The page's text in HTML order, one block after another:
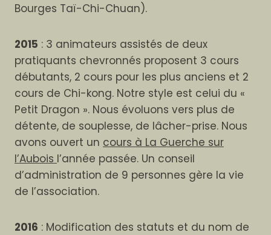
Bourges Taï-Chi-Chuan).
2015 : 3 animateurs assistés de deux
pratiquants chevronnés proposent 3 cours
débutants, 2 cours pour les plus anciens et 2
cours de Chi-kong. Notre style est celui du «
Petit Dragon ». Nous évoluons vers plus de
détente, de souplesse, de lâcher-prise. Nous
avons ouvert un cours à La Guerche sur
l’Aubois l’année passée. Un conseil
d’administration de 9 personnes gère la vie
de l’association.
2016 : Modification des statuts et du nom de